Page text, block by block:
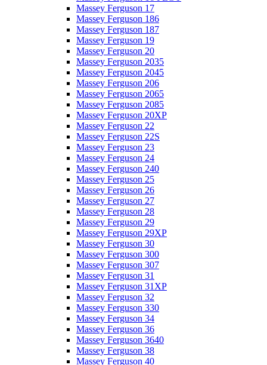
Massey Ferguson 17
Massey Ferguson 186
Massey Ferguson 187
Massey Ferguson 19
Massey Ferguson 20
Massey Ferguson 2035
Massey Ferguson 2045
Massey Ferguson 206
Massey Ferguson 2065
Massey Ferguson 2085
Massey Ferguson 20XP
Massey Ferguson 22
Massey Ferguson 22S
Massey Ferguson 23
Massey Ferguson 24
Massey Ferguson 240
Massey Ferguson 25
Massey Ferguson 26
Massey Ferguson 27
Massey Ferguson 28
Massey Ferguson 29
Massey Ferguson 29XP
Massey Ferguson 30
Massey Ferguson 300
Massey Ferguson 307
Massey Ferguson 31
Massey Ferguson 31XP
Massey Ferguson 32
Massey Ferguson 330
Massey Ferguson 34
Massey Ferguson 36
Massey Ferguson 3640
Massey Ferguson 38
Massey Ferguson 40